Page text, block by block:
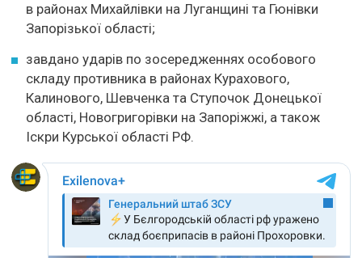
в районах Михайлівки на Луганщині та Гюнівки
Запорізької області;
завдано ударів по зосередженнях особового
складу противника в районах Курахового,
Калинового, Шевченка та Ступочок Донецької
області, Новогригорівки на Запоріжжі, а також
Іскри Курської області РФ.